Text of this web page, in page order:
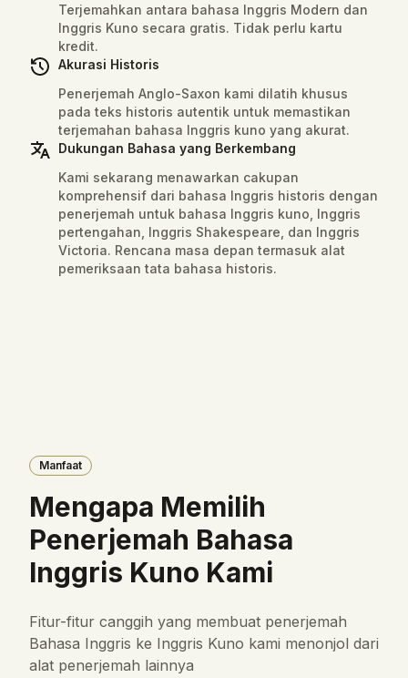
detailed Old English translation and analysis
Terjemahkan antara bahasa Inggris Modern dan
Inggris Kuno secara gratis. Tidak perlu kartu
kredit.
Akurasi Historis
Penerjemah Anglo-Saxon kami dilatih khusus
pada teks historis autentik untuk memastikan
terjemahan bahasa Inggris kuno yang akurat.
Dukungan Bahasa yang Berkembang
Kami sekarang menawarkan cakupan
komprehensif dari bahasa Inggris historis dengan
penerjemah untuk bahasa Inggris kuno, Inggris
pertengahan, Inggris Shakespeare, dan Inggris
Victoria. Rencana masa depan termasuk alat
pemeriksaan tata bahasa historis.
Manfaat
Mengapa Memilih
Penerjemah Bahasa
Inggris Kuno Kami
Fitur-fitur canggih yang membuat penerjemah
Bahasa Inggris ke Inggris Kuno kami menonjol dari
alat penerjemah lainnya